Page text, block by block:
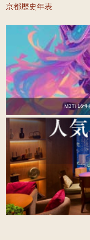
京都歴史年表
MBTI 16性